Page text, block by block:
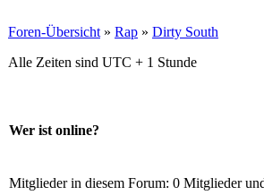
Foren-Übersicht » Rap » Dirty South
Alle Zeiten sind UTC + 1 Stunde
Wer ist online?
Mitglieder in diesem Forum: 0 Mitglieder